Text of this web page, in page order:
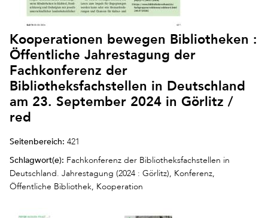
Kooperationen bewegen Bibliotheken :
Öffentliche Jahrestagung der
Fachkonferenz der
Bibliotheksfachstellen in Deutschland
am 23. September 2024 in Görlitz /
red
Seitenbereich: 421
Schlagwort(e): Fachkonferenz der Bibliotheksfachstellen in
Deutschland. Jahrestagung (2024 : Görlitz), Konferenz,
Öffentliche Bibliothek, Kooperation